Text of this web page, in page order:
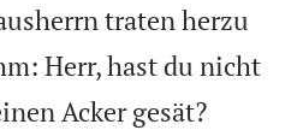
traten herzu
Herr, hast du nicht
Acker gesät?